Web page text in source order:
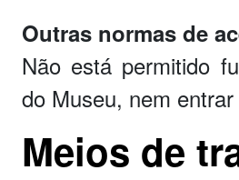
Outras normas de
Não está permitido
do Museu, nem
Meios de